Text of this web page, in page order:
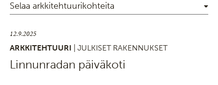
Selaa arkkitehtuurikohteita
12.9.2025
ARKKITEHTUURI
| JULKISET RAKENNUKSET
Linnunradan päiväkoti